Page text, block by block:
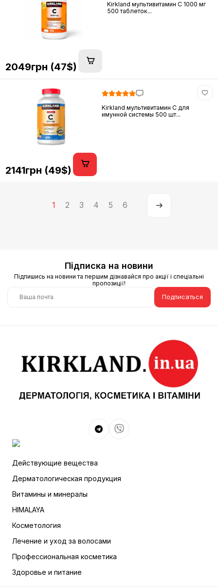
Kirkland мультивитамин C 1000 мг
500 таблеток...
2049грн (47$)
Kirkland мультивитамин C для
имунной системы 500 шт...
2141грн (49$)
1 2 3 4 5 6
Підписка на новини
Підпишись на новини та першим дізнавайся про акції і спеціальні
пропозиції!
Подписаться
Действующие вещества
Дерматологическая продукция
Витамины и минералы
HIMALAYA
Косметология
Лечение и уход за волосами
Профессиональная косметика
Здоровье и питание